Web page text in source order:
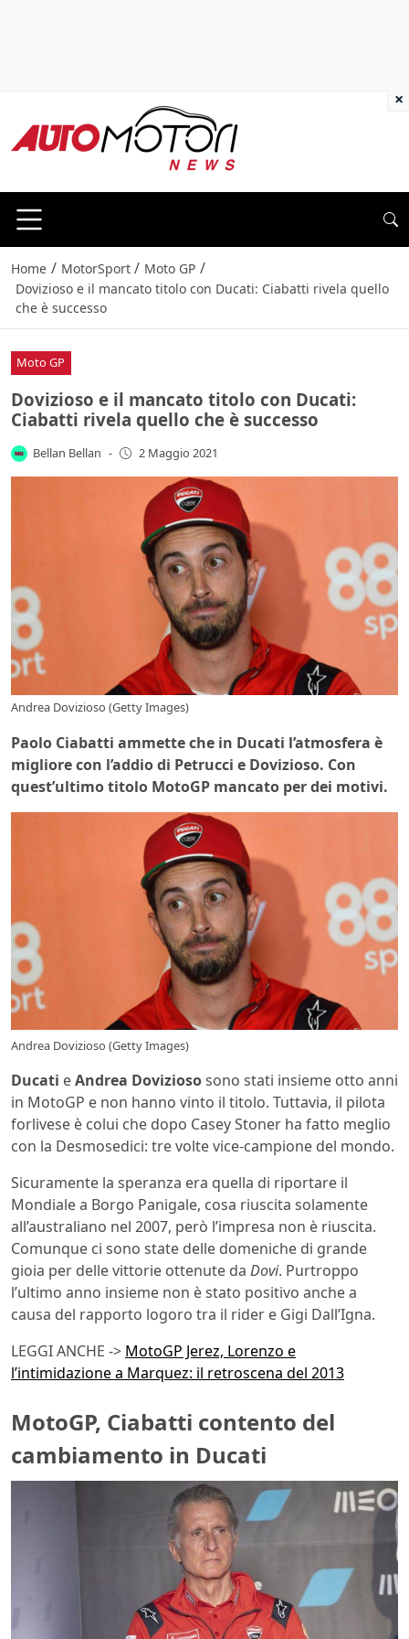
Home / MotorSport / Moto GP /
Dovizioso e il mancato titolo con Ducati: Ciabatti rivela quello
che è successo
Moto GP
Dovizioso e il mancato titolo con Ducati:
Ciabatti rivela quello che è successo
Bellan Bellan - 2 Maggio 2021
Andrea Dovizioso (Getty Images)
Paolo Ciabatti ammette che in Ducati l’atmosfera è
migliore con l’addio di Petrucci e Dovizioso. Con
quest’ultimo titolo MotoGP mancato per dei motivi.
Andrea Dovizioso (Getty Images)
Ducati eAndrea Doviziososono stati insieme otto anni
in MotoGP e non hanno vinto il titolo. Tuttavia, il pilota
forlivese è colui che dopo Casey Stoner ha fatto meglio
con la Desmosedici: tre volte vice-campione del mondo.
Sicuramente la speranza era quella di riportare il
Mondiale a Borgo Panigale, cosa riuscita solamente
all’australiano nel 2007, però l’impresa non è riuscita.
Comunque ci sono state delle domeniche di grande
gioia per delle vittorie ottenute da Dovi. Purtroppo
l’ultimo anno insieme non è stato positivo anche a
causa del rapporto logoro tra il rider e Gigi Dall’Igna.
LEGGI ANCHE -> MotoGP Jerez, Lorenzo e
l’intimidazione a Marquez: il retroscena del 2013
MotoGP, Ciabatti contento del
cambiamento in Ducati
×